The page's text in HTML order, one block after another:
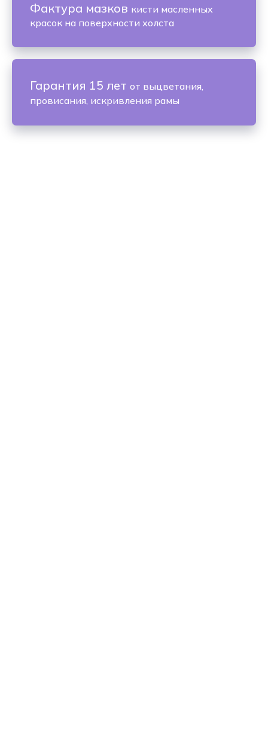
Фактура мазков кисти масленных
красок на поверхности холста
Гарантия 15 лет от выцветания,
провисания, искривления рамы